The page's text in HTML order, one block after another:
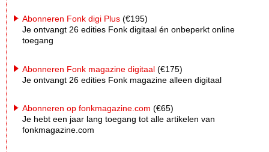
Abonneren Fonk digi Plus (€195)
Je ontvangt 26 edities Fonk digitaal én onbeperkt online
toegang
Abonneren Fonk magazine digitaal (€175)
Je ontvangt 26 edities Fonk magazine alleen digitaal
Abonneren op fonkmagazine.com (€65)
Je hebt een jaar lang toegang tot alle artikelen van
fonkmagazine.com